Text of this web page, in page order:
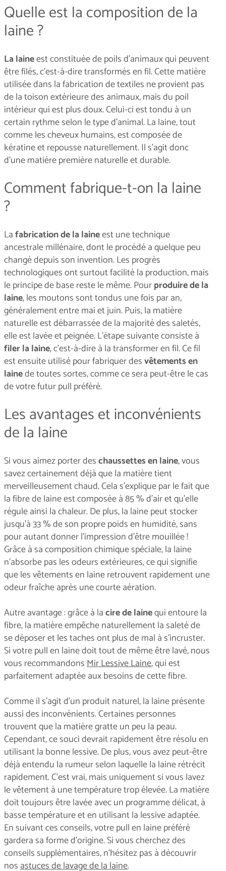
Quelle est la composition de la
laine ?
La laineest constituée de poils d'animaux qui peuvent
être filés, c'est-à-dire transformés en fil. Cette matière
utilisée dans la fabrication de textiles ne provient pas
de la toison extérieure des animaux, mais du poil
intérieur qui est plus doux. Celui-ci est tondu à un
certain rythme selon le type d'animal. La laine, tout
comme les cheveux humains, est composée de
kératine et repousse naturellement. Il s’agit donc
d'une matière première naturelle et durable.
Comment fabrique-t-on la laine
?
Lafabrication de la laineest une technique
ancestrale millénaire, dont le procédé a quelque peu
changé depuis son invention. Les progrès
technologiques ont surtout facilité la production, mais
le principe de base reste le même. Pourproduire de la
laine, les moutons sont tondus une fois par an,
généralement entre mai et juin. Puis, la matière
naturelle est débarrassée de la majorité des saletés,
elle est lavée et peignée. L'étape suivante consiste à
filer la laine, c'est-à-dire à la transformer en fil. Ce fil
est ensuite utilisé pour fabriquer desvêtements en
lainede toutes sortes, comme ce sera peut-être le cas
de votre futur pull préféré.
Les avantages et inconvénients
de la laine
Si vous aimez porter deschaussettes en laine, vous
savez certainement déjà que la matière tient
merveilleusement chaud. Cela s'explique par le fait que
la fibre de laine est composée à 85 % d'air et qu’elle
régule ainsi la chaleur. De plus, la laine peut stocker
jusqu'à 33 % de son propre poids en humidité, sans
pour autant donner l'impression d'être mouillée !
Grâce à sa composition chimique spéciale, la laine
n'absorbe pas les odeurs extérieures, ce qui signifie
que les vêtements en laine retrouvent rapidement une
odeur fraîche après une courte aération.
Autre avantage : grâce à lacire de lainequi entoure la
fibre, la matière empêche naturellement la saleté de
se déposer et les taches ont plus de mal à s'incruster.
Si votre pull en laine doit tout de même être lavé, nous
vous recommandonsMir Lessive Laine, qui est
parfaitement adaptée aux besoins de cette fibre.
Comme il s'agit d'un produit naturel, la laine présente
aussi des inconvénients. Certaines personnes
trouvent que la matière gratte un peu la peau.
Cependant, ce souci devrait rapidement être résolu en
utilisant la bonne lessive. De plus, vous avez peut-être
déjà entendu la rumeur selon laquelle la laine rétrécit
rapidement. C’est vrai, mais uniquement si vous lavez
le vêtement à une température trop élevée. La matière
doit toujours être lavée avec un programme délicat, à
basse température et en utilisant la lessive adaptée.
En suivant ces conseils, votre pull en laine préféré
gardera sa forme d’origine. Si vous cherchez des
conseils supplémentaires, n’hésitez pas à découvrir
nosastuces de lavage de la laine.